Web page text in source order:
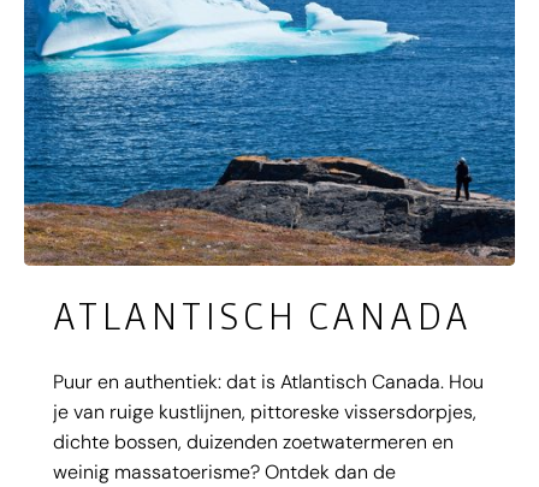
ATLANTISCH CANADA
Puur en authentiek: dat is Atlantisch Canada. Hou
je van ruige kustlijnen, pittoreske vissersdorpjes,
dichte bossen, duizenden zoetwatermeren en
weinig massatoerisme? Ontdek dan de